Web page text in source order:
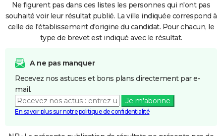
Ne figurent pas dans ces listes les personnes qui n'ont pas
souhaité voir leur résultat publié. La ville indiquée correspond à
celle de l'établissement d'origine du candidat. Pour chacun, le
type de brevet est indiqué avec le résultat.
A ne pas manquer
Recevez nos astuces et bons plans directement par e-
mail.
Je m'abonne
En savoir plus sur notre politique de confidentialité